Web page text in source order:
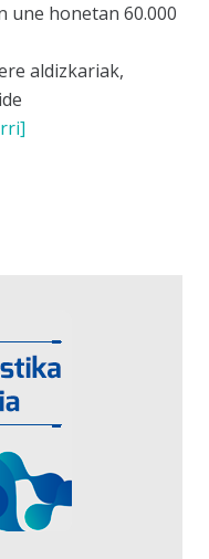
une honetan 60.000
aldizkariak,